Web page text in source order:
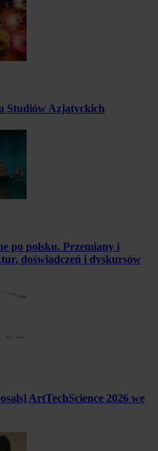
Studiów Azjatyckich
po polsku. Przemiany i
doświadczeń i dyskursów
ArtTechScience 2026 we